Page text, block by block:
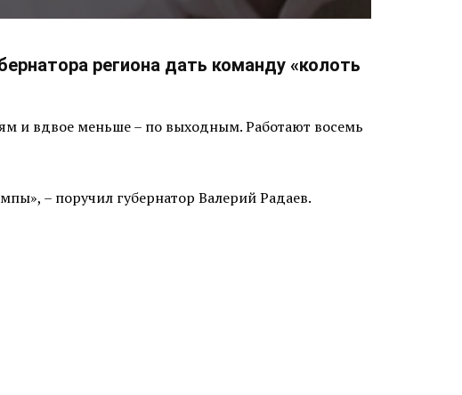
региона дать команду «колоть
и вдвое меньше – по выходным. Работают восемь
– поручил губернатор Валерий Радаев.